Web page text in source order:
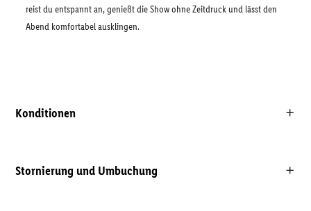
reist du entspannt an, genießt die Show ohne Zeitdruck und lässt den
Abend komfortabel ausklingen.
Konditionen
Stornierung und Umbuchung